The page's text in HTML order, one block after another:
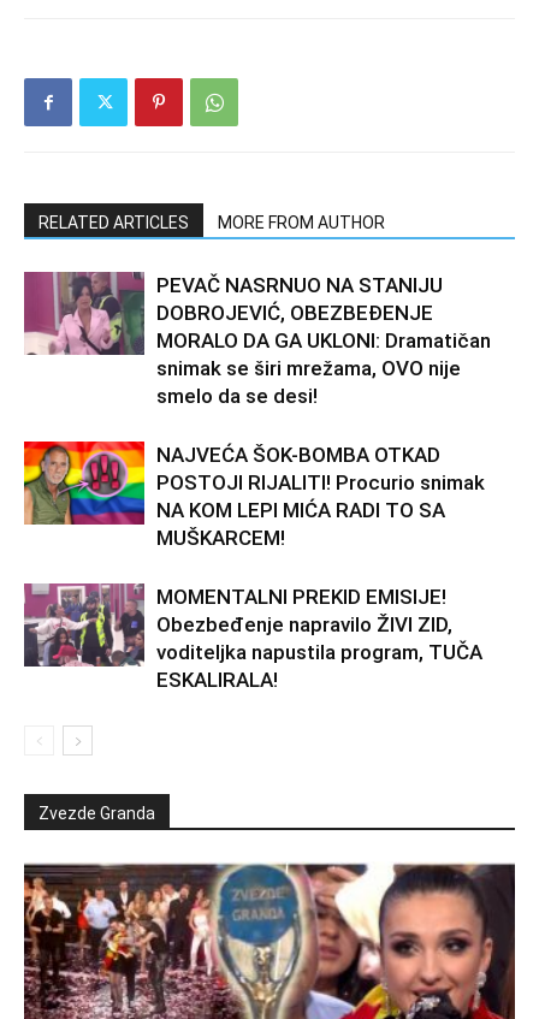
RELATED ARTICLES MORE FROM AUTHOR
PEVAČ NASRNUO NA STANIJU
DOBROJEVIĆ, OBEZBEĐENJE
MORALO DA GA UKLONI: Dramatičan
snimak se širi mrežama, OVO nije
smelo da se desi!
NAJVEĆA ŠOK-BOMBA OTKAD
POSTOJI RIJALITI! Procurio snimak
NA KOM LEPI MIĆA RADI TO SA
MUŠKARCEM!
MOMENTALNI PREKID EMISIJE!
Obezbeđenje napravilo ŽIVI ZID,
voditeljka napustila program, TUČA
ESKALIRALA!
Zvezde Granda